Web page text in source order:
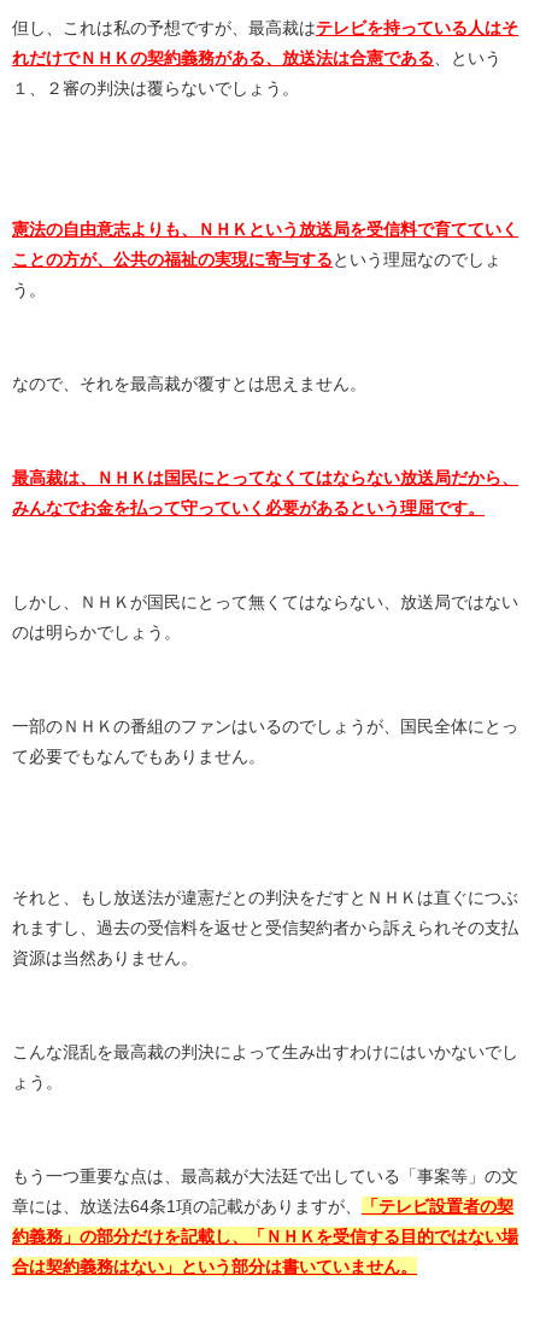
但し、これは私の予想ですが、最高裁はテレビを持っている人はそ
れだけでＮＨＫの契約義務がある、放送法は合憲である 、という
１、２審の判決は覆らないでしょう。
憲法の自由意志よりも、ＮＨＫという放送局を受信料で育てていく
ことの方が、公共の福祉の実現に寄与するという理屈なのでしょ
う。
なので、それを最高裁が覆すとは思えません。
最高裁は、ＮＨＫは国民にとってなくてはならない放送局だから、
みんなでお金を払って守っていく必要があるという理屈です。
しかし、ＮＨＫが国民にとって無くてはならない、放送局ではない
のは明らかでしょう。
一部のＮＨＫの番組のファンはいるのでしょうが、国民全体にとっ
て必要でもなんでもありません。
それと、もし放送法が違憲だとの判決をだすとＮＨＫは直ぐにつぶ
れますし、過去の受信料を返せと受信契約者から訴えられその支払
資源は当然ありません。
こんな混乱を最高裁の判決によって生み出すわけにはいかないでし
ょう。
もう一つ重要な点は、最高裁が大法廷で出している「事案等」の文
章には、放送法64条1項の記載がありますが、
「テレビ設置者の契
約義務」の部分だけを記載し、「ＮＨＫを受信する目的ではない場
合は契約義務はない」という部分は書いていません。